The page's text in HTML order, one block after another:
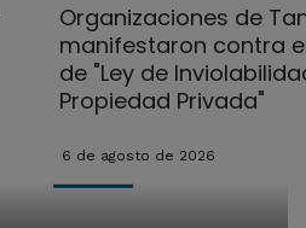
Organizaciones de
manifestaron contra
de "Ley de
Propiedad Privada"
6 de agosto de 2026